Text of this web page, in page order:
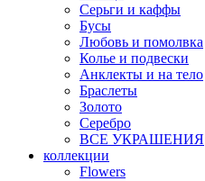
Серьги и каффы
Бусы
Любовь и помолвка
Колье и подвески
Анклекты и на тело
Браслеты
Золото
Серебро
ВСЕ УКРАШЕНИЯ
коллекции
Flowers